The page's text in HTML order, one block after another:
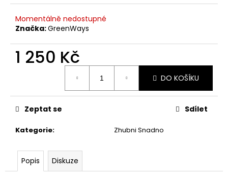
Momentálně nedostupné
Značka:GreenWays
1 250 Kč
DO KOŠÍKU
Kategorie: Zhubni Snadno
Zeptat se Sdílet
Popis Diskuze
č
u
e
m
VALENTUS
JUICE
BLAST
630